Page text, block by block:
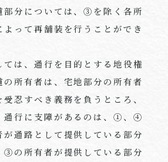
部分については、③を除く各所
よって再舗装を行うことができ
ては、通行を目的とする地役権
の所有者は、宅地部分の所有者
忍すべき義務を負うところ、
通行に支障があるのは、①、④
通路として提供している部分
③の所有者が提供している部分